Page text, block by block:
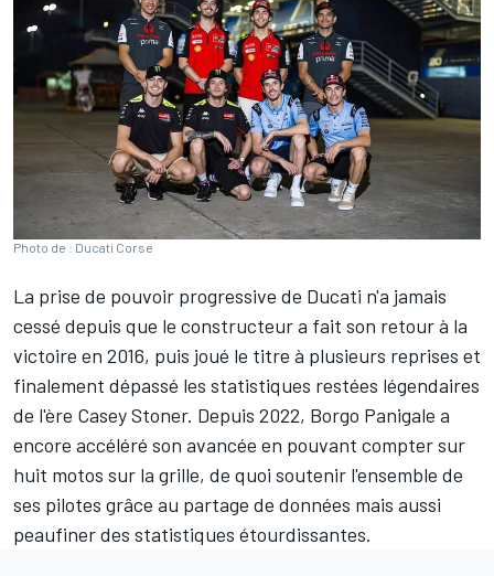
Photo de : Ducati Corse
La prise de pouvoir progressive de Ducati n'a jamais
cessé depuis que le constructeur a fait son retour à la
victoire en 2016, puis joué le titre à plusieurs reprises et
finalement dépassé les statistiques restées légendaires
de l'ère Casey Stoner. Depuis 2022, Borgo Panigale a
encore accéléré son avancée en pouvant compter sur
huit motos sur la grille, de quoi soutenir l'ensemble de
ses pilotes grâce au partage de données mais aussi
peaufiner des statistiques étourdissantes.